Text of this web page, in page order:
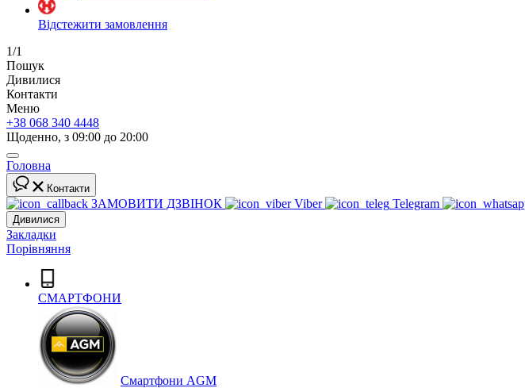
Відстежити замовлення
1/1
Пошук
Дивилися
Контакти
Меню
+38 068 340 4448
Щоденно, з 09:00 до 20:00
Головна
Контакти
ЗАМОВИТИ ДЗВІНОК Viber Telegram
Дивилися
Закладки
Порівняння
СМАРТФОНИ
Cмартфони AGM